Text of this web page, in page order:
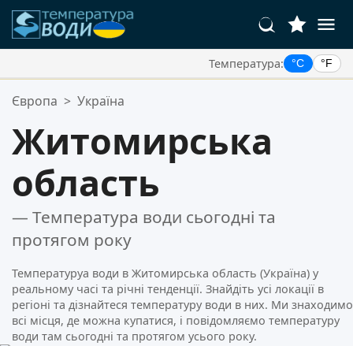
Температура: °C °F
Ваші Улюблені Місця:
Європа > Україна
Житомирська
область
— Температура води сьогодні та
протягом року
Температуруа води в Житомирська область (Україна) у
реальному часі та річні тенденції. Знайдіть усі локації в
регіоні та дізнайтеся температуру води в них. Ми знаходимо
всі місця, де можна купатися, і повідомляємо температуру
води там сьогодні та протягом усього року.